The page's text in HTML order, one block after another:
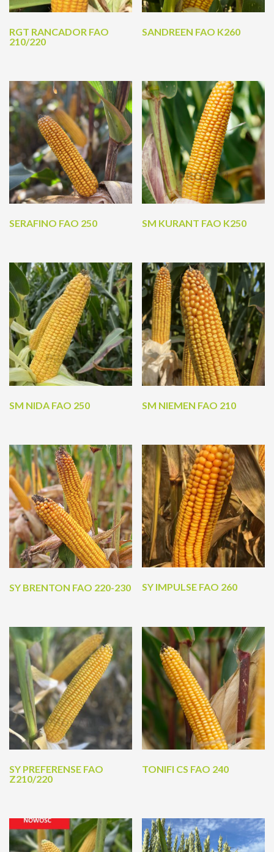
RGT RANCADOR FAO
210/220
SANDREEN FAO K260
SERAFINO FAO 250 SM KURANT FAO K250
SM NIDA FAO 250 SM NIEMEN FAO 210
SY BRENTON FAO 220-230 SY IMPULSE FAO 260
SY PREFERENSE FAO
Z210/220
TONIFI CS FAO 240